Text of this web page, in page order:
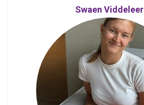
Swaen Viddeleer